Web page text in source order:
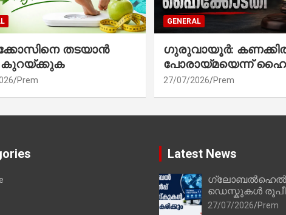
തടയാൻ
കുറയ്ക്കുക
Prem
GENERAL
ഗുരുവായൂർ:
പോരായ്മയെന്ന്
27/07/2026 Prem
Latest News
ഡെസ്കുകൾ
27/07/2026 Prem